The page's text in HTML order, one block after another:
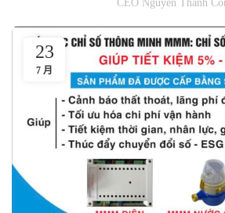
CEO Nguyễn Thành
23
7 月